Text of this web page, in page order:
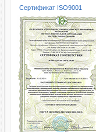
Сертификат ISO9001